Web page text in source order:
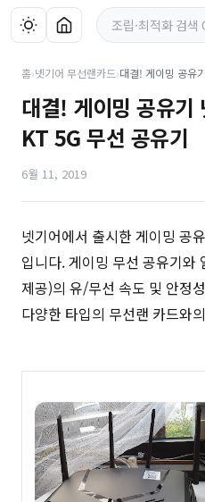
홈›넷기어 무선랜카드›
대결! 게이밍 공유
KT 5G 무선 공유기
6월 11, 2019
넷기어에서 출시한 게이밍 공
입니다. 게이밍 무선 공유기와
제공)의 유/무선 속도 및 안정
다양한 타입의 무선랜 카드와